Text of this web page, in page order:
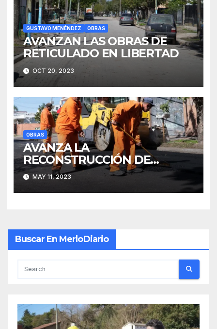
GUSTAVO MENÉNDEZ OBRAS
AVANZAN LAS OBRAS DE
RETICULADO EN LIBERTAD
OCT 20, 2023
OBRAS
AVANZA LA
RECONSTRUCCIÓN DE
PAVIMENTOS EN MERLO
NORTE
MAY 11, 2023
Buscar En MerloDiario